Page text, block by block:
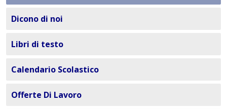
Dicono di noi
Libri di testo
Calendario Scolastico
Offerte Di Lavoro